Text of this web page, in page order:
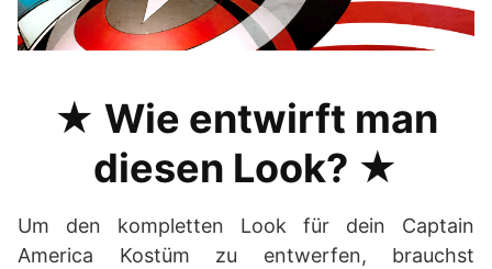
★ Wie entwirft man
diesen Look? ★
Um den kompletten Look für dein Captain
America Kostüm zu entwerfen, brauchst